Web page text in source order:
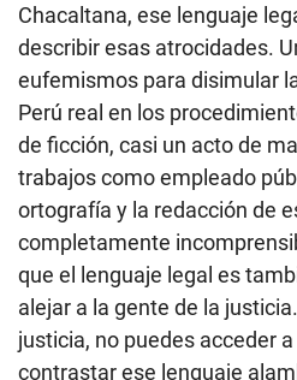
Chacaltana, ese lenguaje
describir esas atrocidades.
eufemismos para disimular
Perú real en los
de ficción, casi un acto de
trabajos como empleado
ortografía y la redacción de
completamente
que el lenguaje legal es
alejar a la gente de la
justicia, no puedes acceder
contrastar ese lenguaje